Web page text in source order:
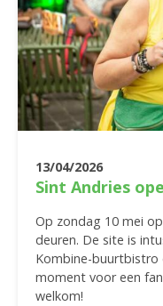
13/04/2026
Sint Andries
Op zondag 10 mei
deuren. De site is
Kombine-
moment voor een
welkom!